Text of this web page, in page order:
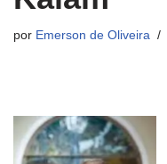
por Emerson de Oliveira